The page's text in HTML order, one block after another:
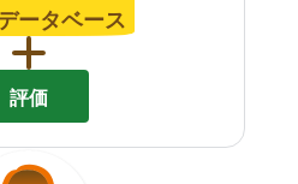
ータベース
評価